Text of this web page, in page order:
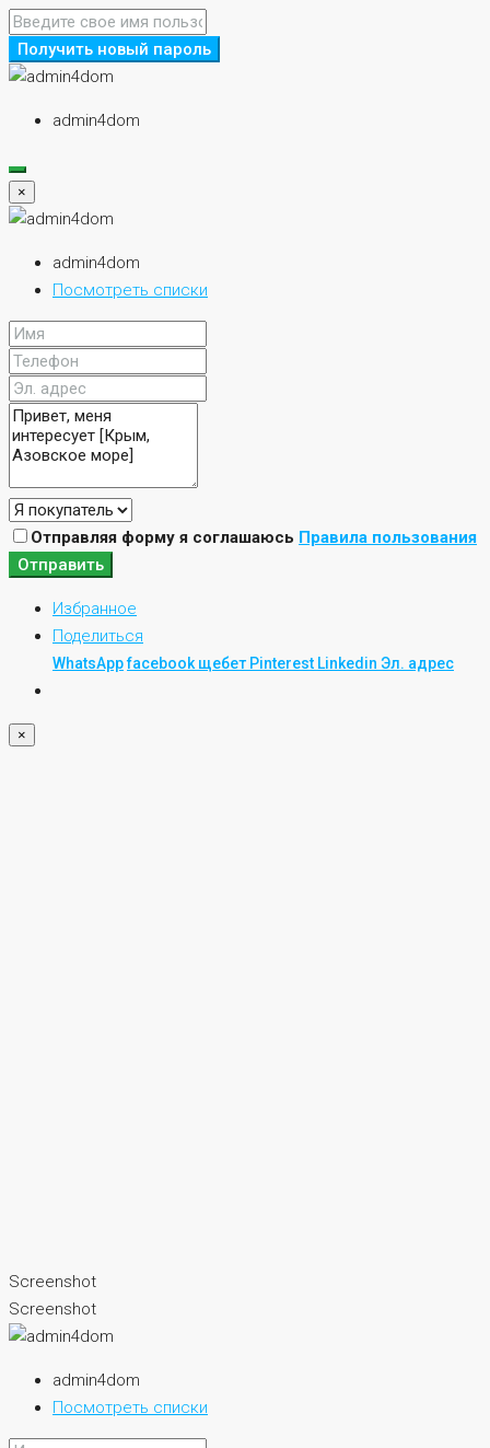
Получить новый пароль
admin4dom
×
admin4dom
Посмотреть списки
Отправляя форму я соглашаюсь Правила пользования
Отправить
Избранное
Поделиться
WhatsAppfacebook щебет Pinterest Linkedin Эл. адрес
×
Screenshot
Screenshot
admin4dom
Посмотреть списки